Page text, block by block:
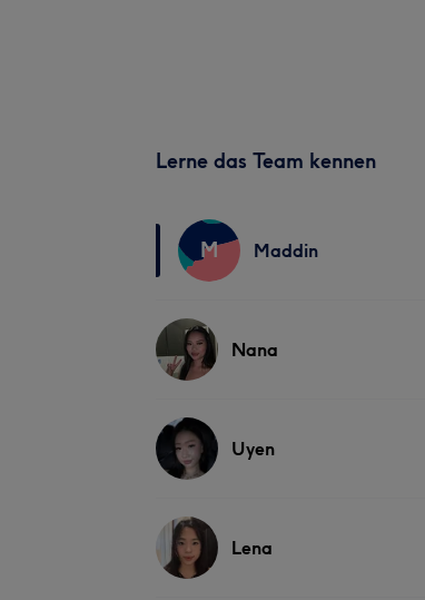
Lerne das Team kennen
M Maddin
Nana
Uyen
Lena